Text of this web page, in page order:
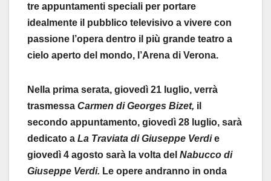
tre appuntamenti speciali per portare
idealmente il pubblico televisivo a vivere con
passione l’opera dentro il più grande teatro a
cielo aperto del mondo, l’Arena di Verona.
Nella prima serata, giovedì 21 luglio, verrà
trasmessa Carmen di Georges Bizet, il
secondo appuntamento, giovedì 28 luglio, sarà
dedicato a La Traviata di Giuseppe Verdie
giovedì 4 agosto sarà la volta del Nabucco di
Giuseppe Verdi. Le opere andranno in onda